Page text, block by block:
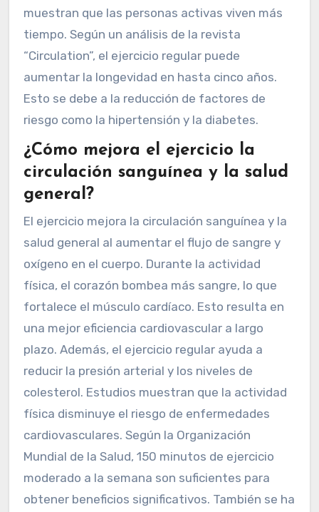
muestran que las personas activas viven más
tiempo. Según un análisis de la revista
“Circulation”, el ejercicio regular puede
aumentar la longevidad en hasta cinco años.
Esto se debe a la reducción de factores de
riesgo como la hipertensión y la diabetes.
¿Cómo mejora el ejercicio la
circulación sanguínea y la salud
general?
El ejercicio mejora la circulación sanguínea y la
salud general al aumentar el flujo de sangre y
oxígeno en el cuerpo. Durante la actividad
física, el corazón bombea más sangre, lo que
fortalece el músculo cardíaco. Esto resulta en
una mejor eficiencia cardiovascular a largo
plazo. Además, el ejercicio regular ayuda a
reducir la presión arterial y los niveles de
colesterol. Estudios muestran que la actividad
física disminuye el riesgo de enfermedades
cardiovasculares. Según la Organización
Mundial de la Salud, 150 minutos de ejercicio
moderado a la semana son suficientes para
obtener beneficios significativos. También se ha